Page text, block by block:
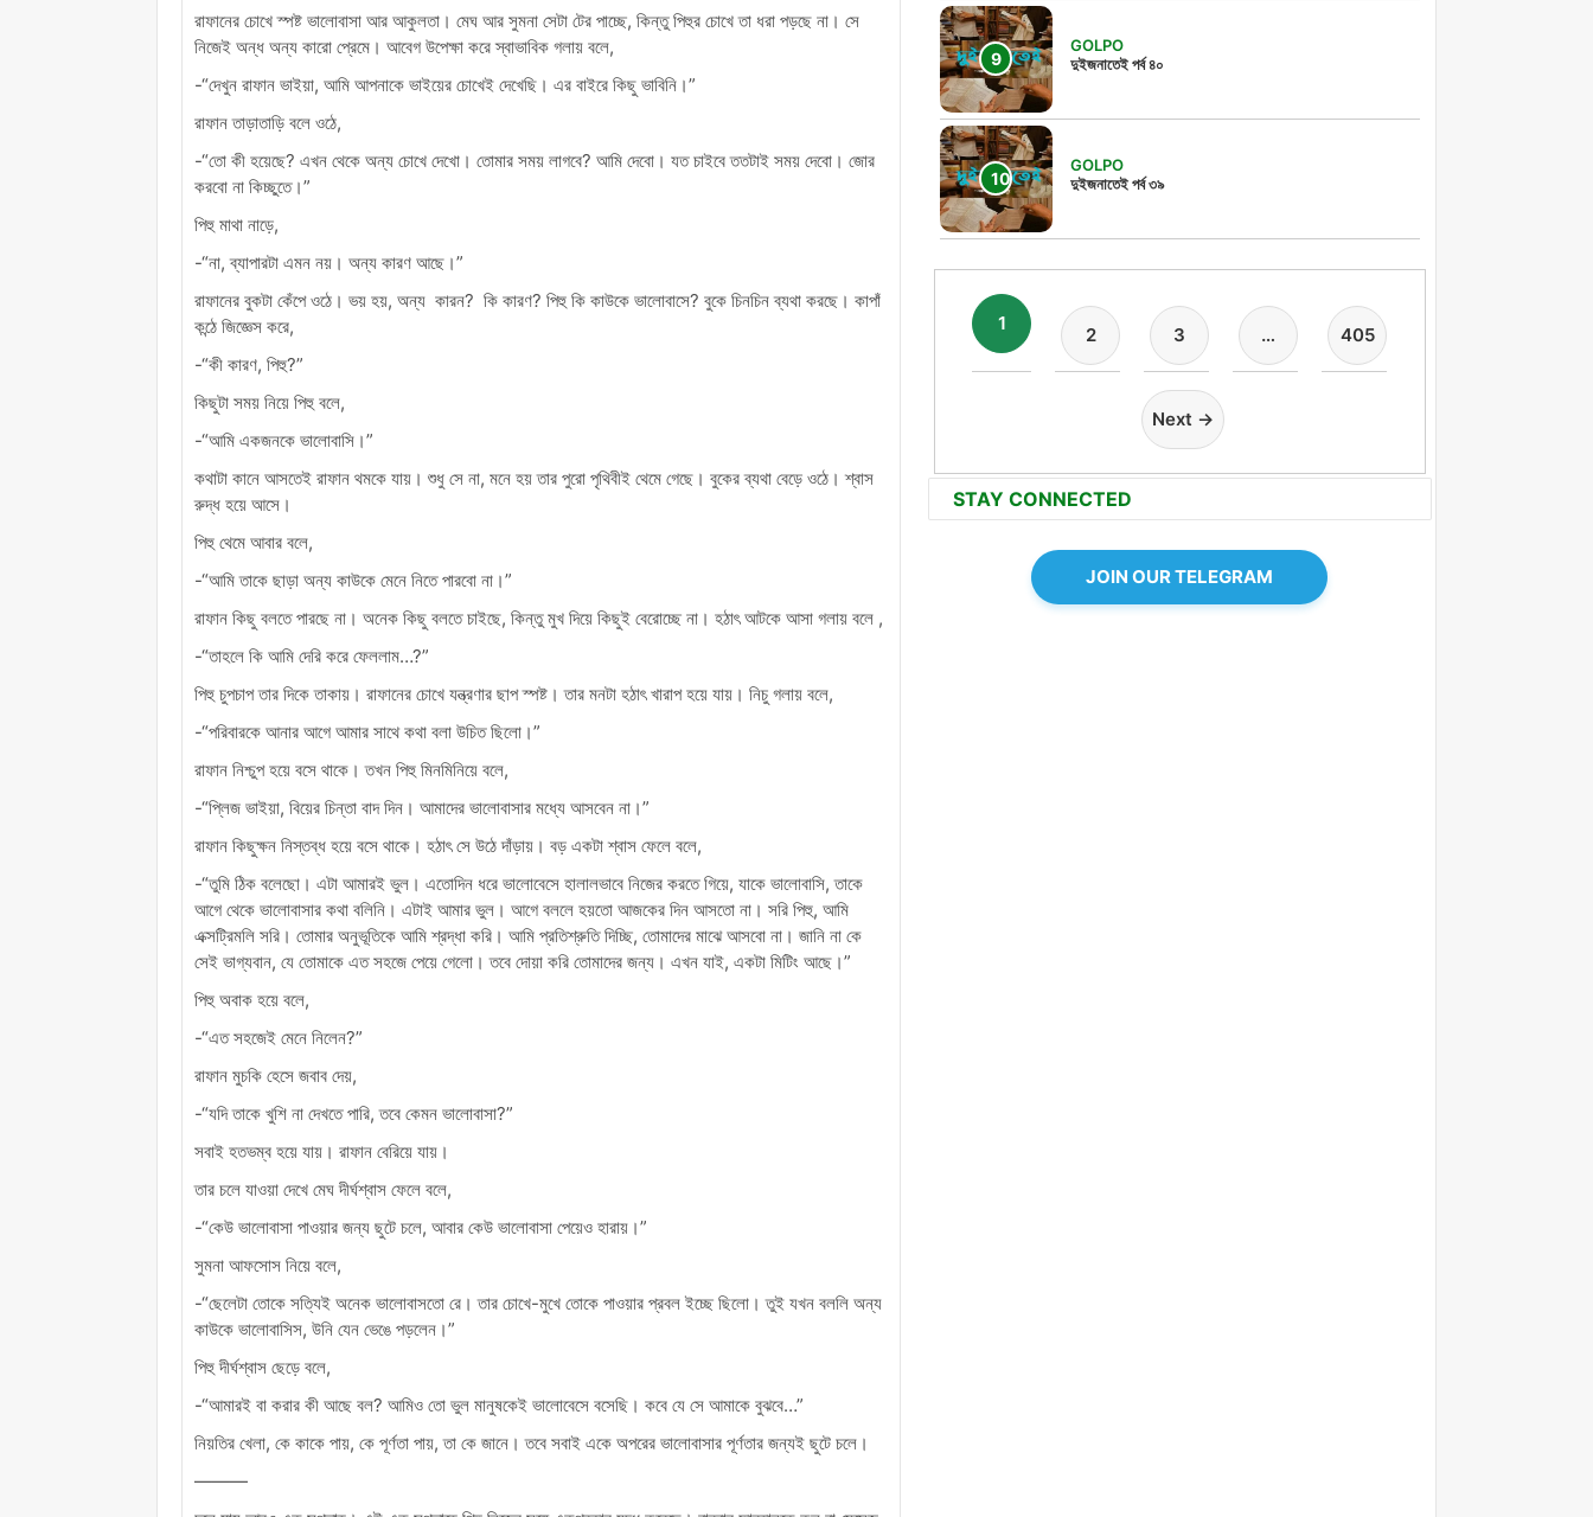
রাফানের চোখে স্পষ্ট ভালোবাসা আর আকুলতা। মেঘ আর সুমনা সেটা টের পাচ্ছে, কিন্তু পিহুর চোখে তা ধরা পড়ছে না। সে
নিজেই অন্ধ অন্য কারো প্রেমে। আবেগ উপেক্ষা করে স্বাভাবিক গলায় বলে,
-“দেখুন রাফান ভাইয়া, আমি আপনাকে ভাইয়ের চোখেই দেখেছি। এর বাইরে কিছু ভাবিনি।”
রাফান তাড়াতাড়ি বলে ওঠে,
-“তো কী হয়েছে? এখন থেকে অন্য চোখে দেখো। তোমার সময় লাগবে? আমি দেবো। যত চাইবে ততটাই সময় দেবো। জোর
করবো না কিচ্ছুতে।”
পিহু মাথা নাড়ে,
-“না, ব্যাপারটা এমন নয়। অন্য কারণ আছে।”
রাফানের বুকটা কেঁপে ওঠে। ভয় হয়, অন্য কারন? কি কারণ? পিহু কি কাউকে ভালোবাসে? বুকে চিনচিন ব্যথা করছে। কাপাঁ
কন্ঠে জিজ্ঞেস করে,
-“কী কারণ, পিহু?”
কিছুটা সময় নিয়ে পিহু বলে,
-“আমি একজনকে ভালোবাসি।”
কথাটা কানে আসতেই রাফান থমকে যায়। শুধু সে না, মনে হয় তার পুরো পৃথিবীই থেমে গেছে। বুকের ব্যথা বেড়ে ওঠে। শ্বাস
রুদ্ধ হয়ে আসে।
পিহু থেমে আবার বলে,
-“আমি তাকে ছাড়া অন্য কাউকে মেনে নিতে পারবো না।”
রাফান কিছু বলতে পারছে না। অনেক কিছু বলতে চাইছে, কিন্তু মুখ দিয়ে কিছুই বেরোচ্ছে না। হঠাৎ আটকে আসা গলায় বলে ,
-“তাহলে কি আমি দেরি করে ফেললাম…?”
পিহু চুপচাপ তার দিকে তাকায়। রাফানের চোখে যন্ত্রণার ছাপ স্পষ্ট। তার মনটা হঠাৎ খারাপ হয়ে যায়। নিচু গলায় বলে,
-“পরিবারকে আনার আগে আমার সাথে কথা বলা উচিত ছিলো।”
রাফান নিশ্চুপ হয়ে বসে থাকে। তখন পিহু মিনমিনিয়ে বলে,
-“প্লিজ ভাইয়া, বিয়ের চিন্তা বাদ দিন। আমাদের ভালোবাসার মধ্যে আসবেন না।”
রাফান কিছুক্ষন নিস্তব্ধ হয়ে বসে থাকে। হঠাৎ সে উঠে দাঁড়ায়। বড় একটা শ্বাস ফেলে বলে,
-“তুমি ঠিক বলেছো। এটা আমারই ভুল। এতোদিন ধরে ভালোবেসে হালালভাবে নিজের করতে গিয়ে, যাকে ভালোবাসি, তাকে
আগে থেকে ভালোবাসার কথা বলিনি। এটাই আমার ভুল। আগে বললে হয়তো আজকের দিন আসতো না। সরি পিহু, আমি
এক্সট্রিমলি সরি। তোমার অনুভূতিকে আমি শ্রদ্ধা করি। আমি প্রতিশ্রুতি দিচ্ছি, তোমাদের মাঝে আসবো না। জানি না কে
সেই ভাগ্যবান, যে তোমাকে এত সহজে পেয়ে গেলো। তবে দোয়া করি তোমাদের জন্য। এখন যাই, একটা মিটিং আছে।”
পিহু অবাক হয়ে বলে,
-“এত সহজেই মেনে নিলেন?”
রাফান মুচকি হেসে জবাব দেয়,
-“যদি তাকে খুশি না দেখতে পারি, তবে কেমন ভালোবাসা?”
সবাই হতভম্ব হয়ে যায়। রাফান বেরিয়ে যায়।
তার চলে যাওয়া দেখে মেঘ দীর্ঘশ্বাস ফেলে বলে,
-“কেউ ভালোবাসা পাওয়ার জন্য ছুটে চলে, আবার কেউ ভালোবাসা পেয়েও হারায়।”
সুমনা আফসোস নিয়ে বলে,
-“ছেলেটা তোকে সত্যিই অনেক ভালোবাসতো রে। তার চোখে-মুখে তোকে পাওয়ার প্রবল ইচ্ছে ছিলো। তুই যখন বললি অন্য
কাউকে ভালোবাসিস, উনি যেন ভেঙে পড়লেন।”
পিহু দীর্ঘশ্বাস ছেড়ে বলে,
-“আমারই বা করার কী আছে বল? আমিও তো ভুল মানুষকেই ভালোবেসে বসেছি। কবে যে সে আমাকে বুঝবে…”
নিয়তির খেলা, কে কাকে পায়, কে পূর্ণতা পায়, তা কে জানে। তবে সবাই একে অপরের ভালোবাসার পূর্ণতার জন্যই ছুটে চলে।
———
GOLPO
দুইজনাতেই পর্ব ৪০
GOLPO
দুইজনাতেই পর্ব ৩৯
1
2 3 … 405
Next →
STAY CONNECTED
JOIN OUR TELEGRAM